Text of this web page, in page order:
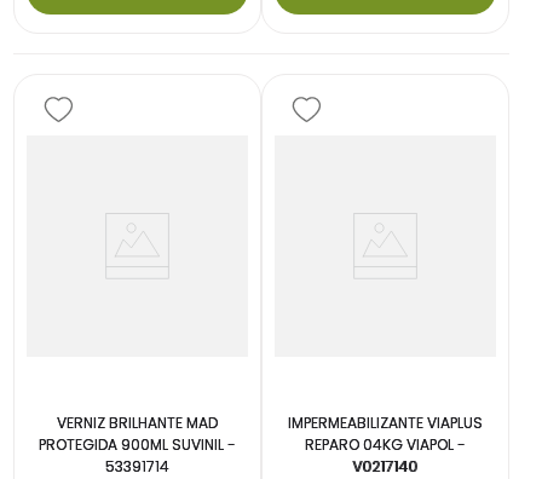
VERNIZ BRILHANTE MAD
PROTEGIDA 900ML SUVINIL -
53391714
IMPERMEABILIZANTE VIAPLUS
REPARO 04KG VIAPOL -
V0217140